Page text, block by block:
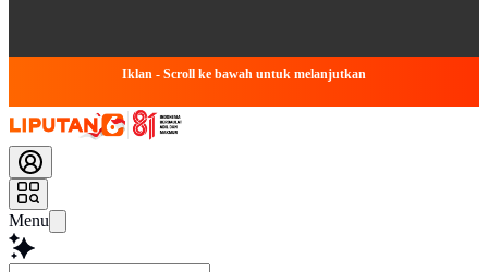
Iklan - Scroll ke bawah untuk melanjutkan
Menu